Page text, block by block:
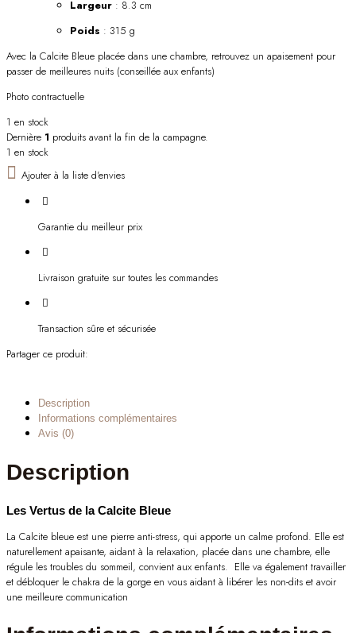
Largeur : 8.3 cm
Poids : 315 g
Avec la Calcite Bleue placée dans une chambre, retrouvez un apaisement pour
passer de meilleures nuits (conseillée aux enfants)
Photo contractuelle
1 en stock
Dernière 1 produits avant la fin de la campagne.
1 en stock
Ajouter à la liste d'envies
Garantie du meilleur prix
Livraison gratuite sur toutes les commandes
Transaction sûre et sécurisée
Partager ce produit:
Description
Informations complémentaires
Avis (0)
Description
Les Vertus de la Calcite Bleue
La Calcite bleue est une pierre anti-stress, qui apporte un calme profond. Elle est
naturellement apaisante, aidant à la relaxation, placée dans une chambre, elle
régule les troubles du sommeil, convient aux enfants. Elle va également travailler
et débloquer le chakra de la gorge en vous aidant à libérer les non-dits et avoir
une meilleure communication